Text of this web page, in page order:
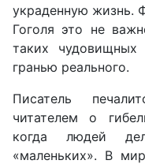
украденную жизнь.
Гоголя это не
таких чудовищных
гранью реального.
Писатель
читателем о
когда людей
«маленьких». В